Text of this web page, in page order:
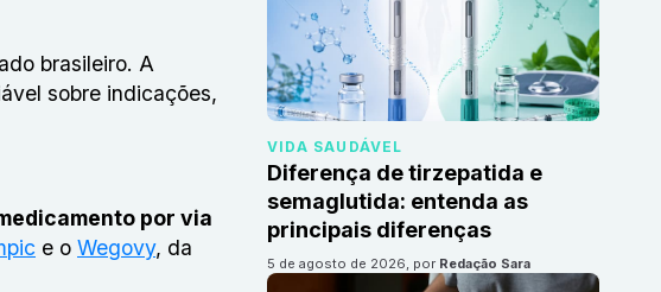
brasileiro. A
sobre indicações,
por via
e o Wegovy, da
VIDA SAUDÁVEL
Diferença de tirzepatida e
semaglutida: entenda as
principais diferenças
5 de agosto de 2026, por Redação Sara